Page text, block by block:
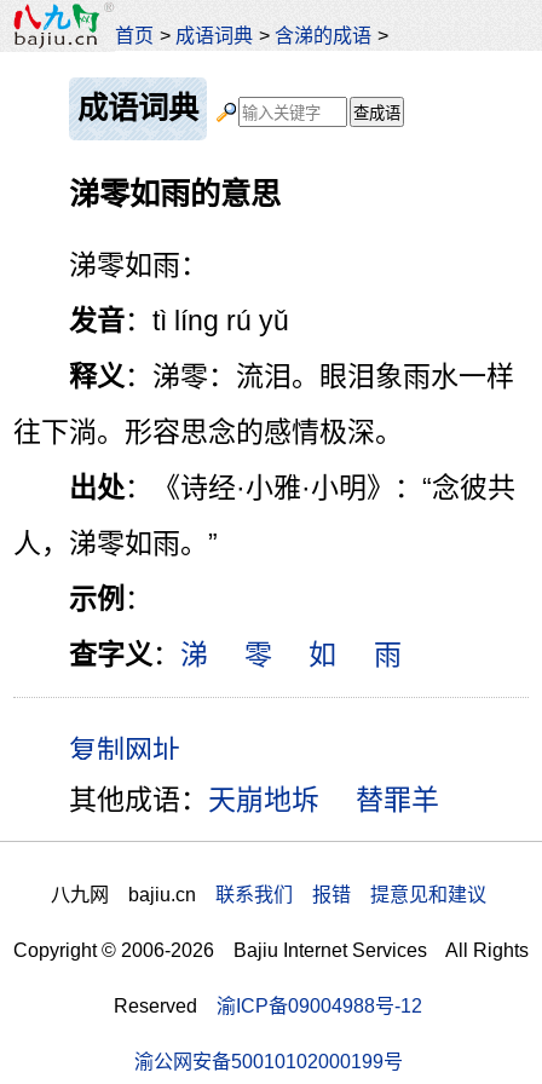
首页 > 成语词典 >含涕的成语 >
成语词典
涕零如雨的意思
涕零如雨：
发音：tì líng rú yǔ
释义 ：涕零：流泪。眼泪象雨水一样
往下淌。形容思念的感情极深。
出处：《诗经·小雅·小明》：“念彼共
人，涕零如雨。”
示例 ：
查字义 ： 涕 零 如 雨
其他成语： 天崩地坼 替罪羊
八九网 bajiu.cn 联系我们 报错 提意见和建议
Copyright © 2006-2026 Bajiu Internet Services All Rights
Reserved 渝ICP备09004988号-12
渝公网安备50010102000199号